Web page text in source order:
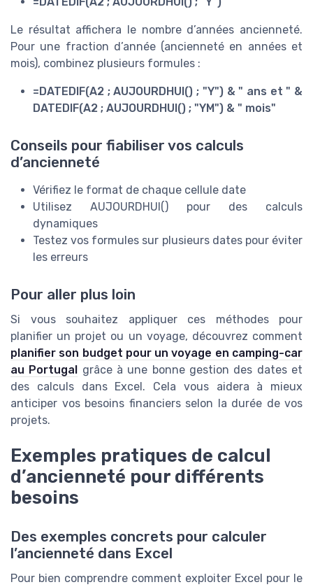
Le résultat affichera le nombre d’années ancienneté.
Pour une fraction d’année (ancienneté en années et
mois), combinez plusieurs formules :
=DATEDIF(A2 ; AUJOURDHUI() ; "Y") & " ans et " &
DATEDIF(A2 ; AUJOURDHUI() ; "YM") & " mois"
Conseils pour fiabiliser vos calculs
d’ancienneté
Vérifiez le format de chaque cellule date
Utilisez AUJOURDHUI() pour des calculs
dynamiques
Testez vos formules sur plusieurs dates pour éviter
les erreurs
Pour aller plus loin
Si vous souhaitez appliquer ces méthodes pour
planifier un projet ou un voyage, découvrez comment
planifier son budget pour un voyage en camping-car
au Portugal
grâce à une bonne gestion des dates et
des calculs dans Excel. Cela vous aidera à mieux
anticiper vos besoins financiers selon la durée de vos
projets.
Exemples pratiques de calcul
d’ancienneté pour différents
besoins
Des exemples concrets pour calculer
l’ancienneté dans Excel
Pour bien comprendre comment exploiter Excel pour le